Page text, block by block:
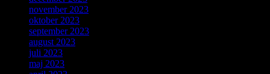
november 2023
oktober 2023
september 2023
august 2023
juli 2023
maj 2023